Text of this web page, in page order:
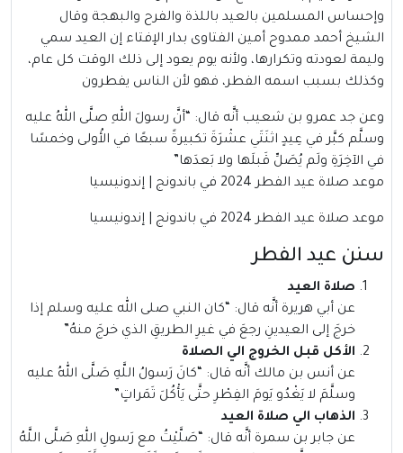
وإحساس المسلمين بالعيد باللذة والفرح والبهجة وقال
الشيخ أحمد ممدوح أمين الفتاوى بدار الإفتاء إن العيد سمي
وليمة لعودته وتكرارها، ولأنه يوم يعود إلى ذلك الوقت كل عام،
وكذلك بسبب اسمه الفطر، فهو لأن الناس يفطرون
وعن جد عمرو بن شعيب أنَّه قال: “أنَّ رسولَ اللهِ صلَّى اللهُ عليه
وسلَّم كبَّر في عِيدٍ اثنَتَي عشْرَةَ تكبيرةً سبعًا في الأُولى وخمسًا
في الآخِرَةِ ولَم يُصَلِّ قَبلَها ولا بَعدَها”
موعد صلاة عيد الفطر 2024 في باندونج | إندونيسيا
موعد صلاة عيد الفطر 2024 في باندونج | إندونيسيا
سنن عيد الفطر
صلاة العيد
عن أبي هريرة أنَّه قال: “كان النبي صلى الله عليه وسلم إذا
خرجَ إلى العيدينِ رجعَ في غيرِ الطريقِ الذي خرجَ منهُ”
الأكل قبل الخروج الي الصلاة
عن أنس بن مالك أنَّه قال: “كانَ رَسولُ اللَّهِ صَلَّى اللهُ عليه
وسلَّمَ لا يَغْدُو يَومَ الفِطْرِ حتَّى يَأْكُلَ تَمَراتٍ”
الذهاب الي صلاة العيد
عن جابر بن سمرة أنَّه قال: “صَلَّيْتُ مع رَسولِ اللهِ صَلَّى اللَّهُ